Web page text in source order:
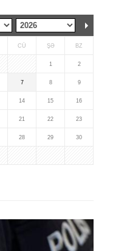
CÜ ŞƏ BZ
1 2
7 8 9
14 15 16
21 22 23
28 29 30